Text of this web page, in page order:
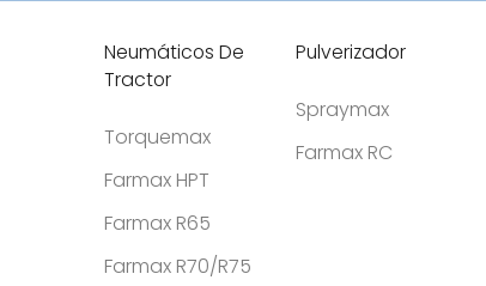
Neumáticos De
Tractor
Torquemax
Farmax HPT
Farmax R65
Farmax R70/R75
Pulverizador
Spraymax
Farmax RC